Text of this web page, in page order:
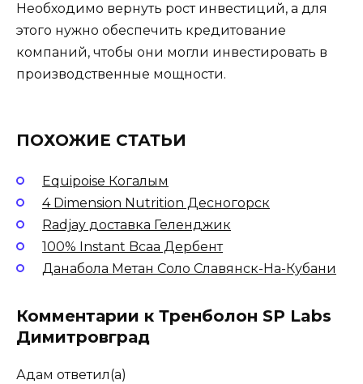
Необходимо вернуть рост инвестиций, а для
этого нужно обеспечить кредитование
компаний, чтобы они могли инвестировать в
производственные мощности.
ПОХОЖИЕ СТАТЬИ
Equipoise Когалым
4 Dimension Nutrition Десногорск
Radjay доставка Геленджик
100% Instant Bcaa Дербент
Данабола Метан Соло Славянск-На-Кубани
Комментарии к Тренболон SP Labs
Димитровград
Адам ответил(а)